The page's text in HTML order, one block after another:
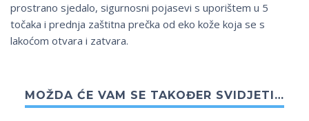
prostrano sjedalo, sigurnosni pojasevi s uporištem u 5
točaka i prednja zaštitna prečka od eko kože koja se s
lakoćom otvara i zatvara.
MOŽDA ĆE VAM SE TAKOĐER SVIDJETI…